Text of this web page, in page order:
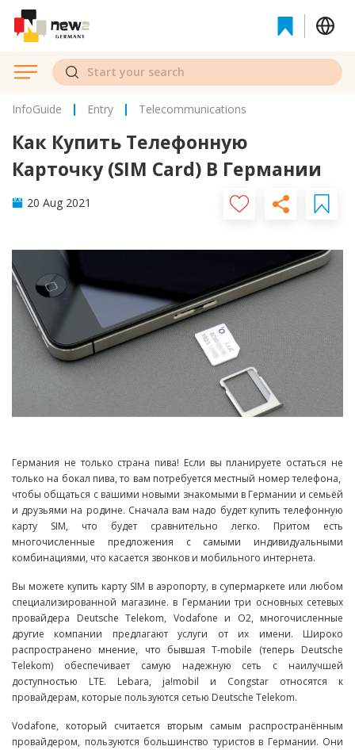
InfoGuide Entry Telecommunications
Как Купить Телефонную
Карточку (SIM Card) В Германии
20 Aug 2021
Германия не только страна пива! Если вы планируете остаться не
только на бокал пива, то вам потребуется местный номер телефона,
чтобы общаться с вашими новыми знакомыми в Германии и семьёй
и друзьями на родине. Сначала вам надо будет купить телефонную
карту SIM, что будет сравнительно легко. Притом есть
многочисленные предложения с самыми индивидуальными
комбинациями, что касается звонков и мобильного интернета.
Вы можете купить карту SIM в аэропорту, в супермаркете или любом
специализированной магазине. в Германии три основных сетевых
провайдера Deutsche Telekom, Vodafone и O2, многочисленные
другие компании предлагают услуги от их имени. Широко
распространено мнение, что бывшая T-mobile (теперь Deutsche
Telekom) обеспечивает самую надежную сеть с наилучшей
доступностью LTE. Lebara, ja!mobil и Congstar относятся к
провайдерам, которые пользуются сетью Deutsche Telekom.
Vodafone, который считается вторым самым распространённым
провайдером, пользуются большинство туристов в Германии. Они